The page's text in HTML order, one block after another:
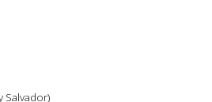
Salvador)